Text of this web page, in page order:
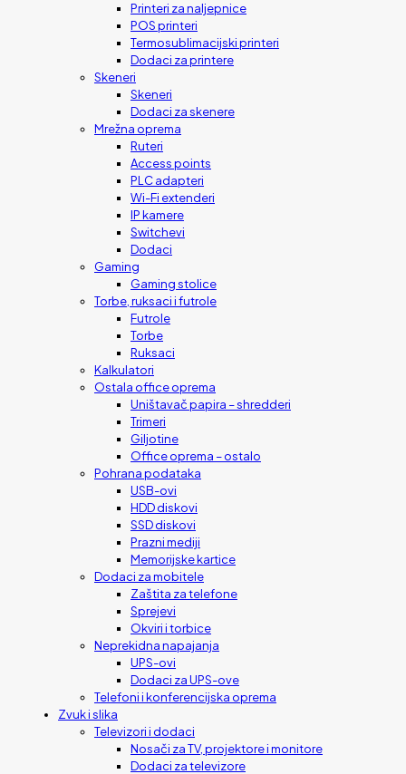
Printeri za naljepnice
POS printeri
Termosublimacijski printeri
Dodaci za printere
Skeneri
Skeneri
Dodaci za skenere
Mrežna oprema
Ruteri
Access points
PLC adapteri
Wi-Fi extenderi
IP kamere
Switchevi
Dodaci
Gaming
Gaming stolice
Torbe, ruksaci i futrole
Futrole
Torbe
Ruksaci
Kalkulatori
Ostala office oprema
Uništavač papira – shredderi
Trimeri
Giljotine
Office oprema – ostalo
Pohrana podataka
USB-ovi
HDD diskovi
SSD diskovi
Prazni mediji
Memorijske kartice
Dodaci za mobitele
Zaštita za telefone
Sprejevi
Okviri i torbice
Neprekidna napajanja
UPS-ovi
Dodaci za UPS-ove
Telefoni i konferencijska oprema
Zvuk i slika
Televizori i dodaci
Nosači za TV, projektore i monitore
Dodaci za televizore